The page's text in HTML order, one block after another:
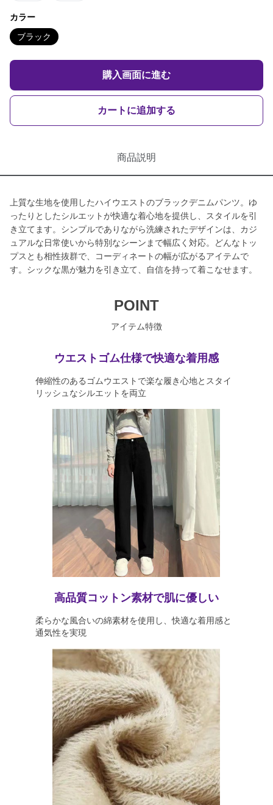
カラー
ブラック
購入画面に進む
カートに追加する
商品説明
上質な生地を使用したハイウエストのブラックデニムパンツ。ゆ
ったりとしたシルエットが快適な着心地を提供し、スタイルを引
き立てます。シンプルでありながら洗練されたデザインは、カジ
ュアルな日常使いから特別なシーンまで幅広く対応。どんなトッ
プスとも相性抜群で、コーディネートの幅が広がるアイテムで
す。シックな黒が魅力を引き立て、自信を持って着こなせます。
POINT
アイテム特徴
ウエストゴム仕様で快適な着用感
伸縮性のあるゴムウエストで楽な履き心地とスタイ
リッシュなシルエットを両立
高品質コットン素材で肌に優しい
柔らかな風合いの綿素材を使用し、快適な着用感と
通気性を実現